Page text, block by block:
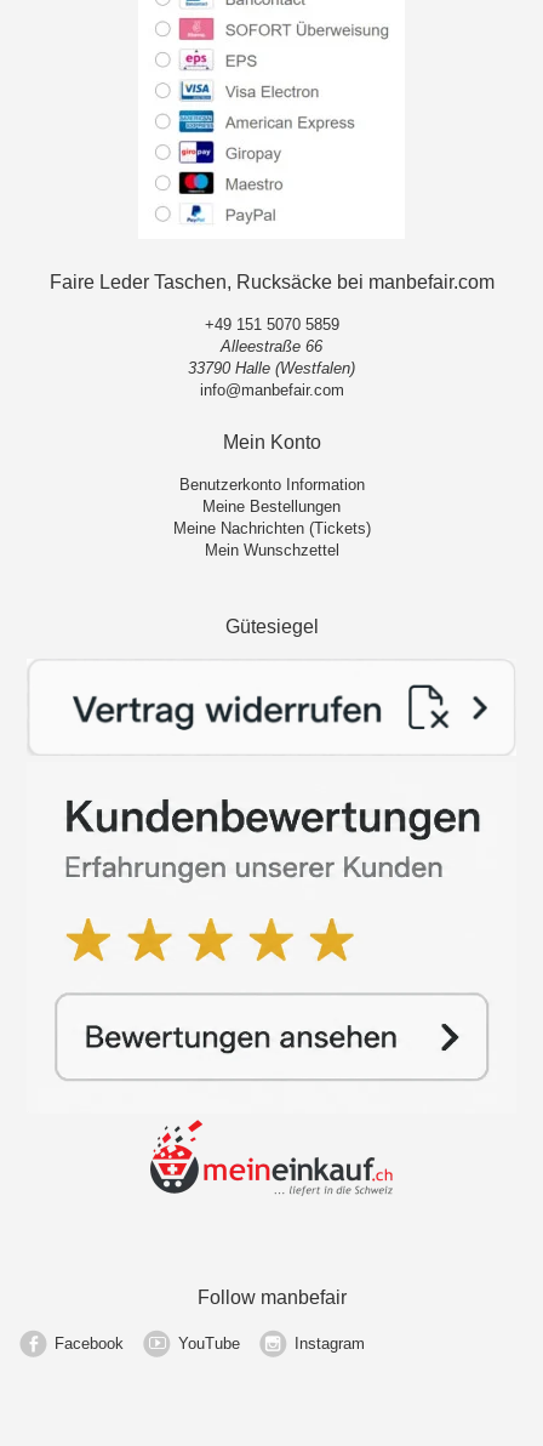
Faire Leder Taschen, Rucksäcke bei manbefair.com
+49 151 5070 5859
Alleestraße 66
33790 Halle (Westfalen)
info@manbefair.com
Mein Konto
Benutzerkonto Information
Meine Bestellungen
Meine Nachrichten (Tickets)
Mein Wunschzettel
Gütesiegel
Follow manbefair
Facebook YouTube Instagram